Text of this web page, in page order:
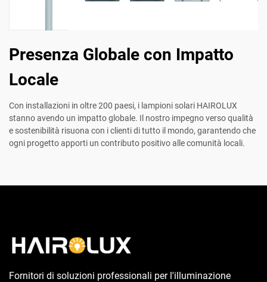
Presenza Globale con Impatto
Locale
Con installazioni in oltre 200 paesi, i lampioni solari HAIROLUX
stanno avendo un impatto globale. Il nostro impegno verso qualità
e sostenibilità risuona con i clienti di tutto il mondo, garantendo che
ogni progetto apporti un contributo positivo alle comunità locali.
Fornitori di soluzioni professionali per l'illuminazione